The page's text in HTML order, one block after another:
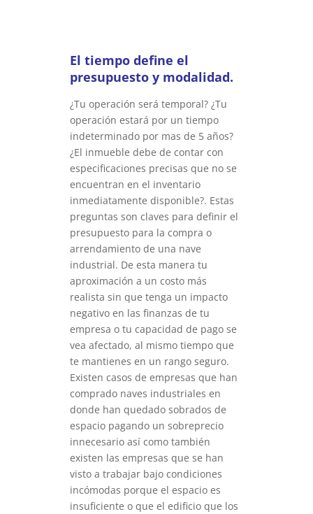
El tiempo define el
presupuesto y modalidad.
¿Tu operación será temporal? ¿Tu
operación estará por un tiempo
indeterminado por mas de 5 años?
¿El inmueble debe de contar con
especificaciones precisas que no se
encuentran en el inventario
inmediatamente disponible?. Estas
preguntas son claves para definir el
presupuesto para la compra o
arrendamiento de una nave
industrial. De esta manera tu
aproximación a un costo más
realista sin que tenga un impacto
negativo en las finanzas de tu
empresa o tu capacidad de pago se
vea afectado, al mismo tiempo que
te mantienes en un rango seguro.
Existen casos de empresas que han
comprado naves industriales en
donde han quedado sobrados de
espacio pagando un sobreprecio
innecesario así como también
existen las empresas que se han
visto a trabajar bajo condiciones
incómodas porque el espacio es
insuficiente o que el edificio que los